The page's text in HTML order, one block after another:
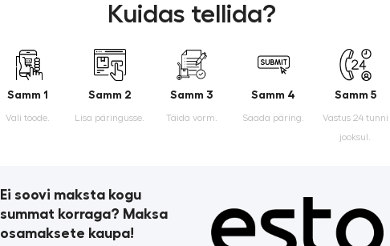
Kuidas tellida?
Samm 1
Vali toode.
Samm 2
Lisa päringusse.
Samm 3
Täida vorm.
Samm 4
Saada päring.
Samm 5
Vastus 24 tunni
jooksul.
Ei soovi maksta kogu
summat korraga? Maksa
osamaksete kaupa!